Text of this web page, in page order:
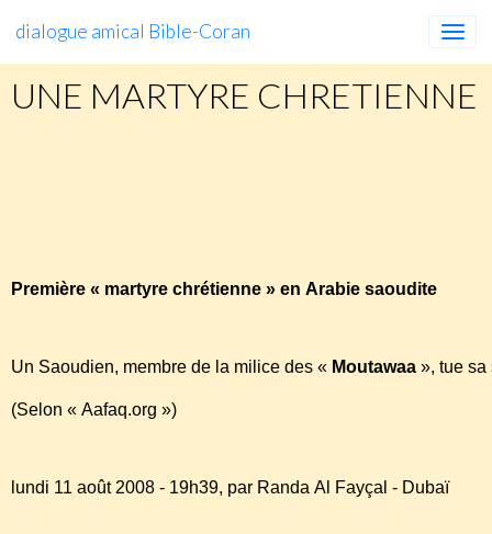
dialogue amical Bible-Coran
UNE MARTYRE CHRETIENNE
Première « martyre chrétienne » en Arabie saoudite
Un Saoudien, membre de la milice des « Moutawaa », tue
(Selon « Aafaq.org »)
lundi 11 août 2008 - 19h39, par Randa Al Fayçal - Dubaï